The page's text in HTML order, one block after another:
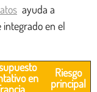
ayuda a
en el
en
Riesgo
principal